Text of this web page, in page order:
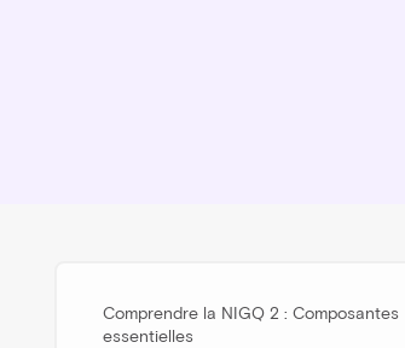
Comprendre la NIGQ 2 : Composantes
essentielles